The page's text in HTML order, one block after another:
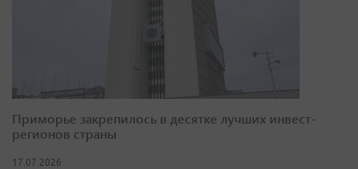
Приморье закрепилось в десятке лучших инвест-
регионов страны
17.07.2026